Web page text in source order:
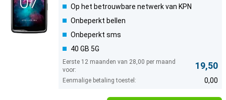
Op het betrouwbare netwerk van KPN
Onbeperkt bellen
Onbeperkt sms
40 GB 5G
Eerste 12 maanden van 28,00 per maand
voor:
19,50
Eenmalige betaling toestel: 0,00